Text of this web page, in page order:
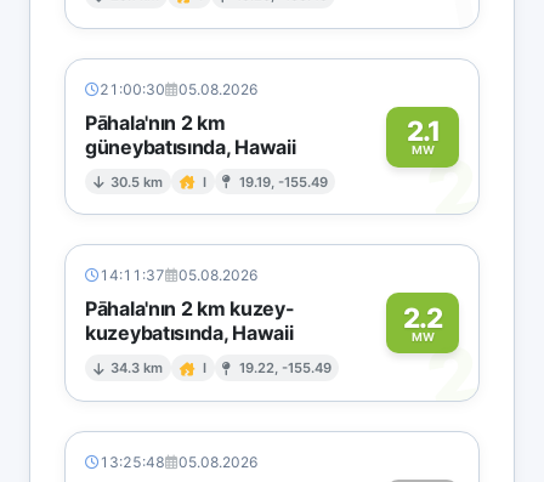
21:00:30 05.08.2026
Pāhala'nın 2 km
güneybatısında, Hawaii
30.5 km I 19.19, -155.49
2.1
MW2
14:11:37 05.08.2026
Pāhala'nın 2 km kuzey-
kuzeybatısında, Hawaii
34.3 km I 19.22, -155.49
2.2
MW2
13:25:48 05.08.2026